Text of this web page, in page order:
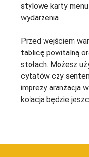
stylowe karty
wydarzenia.
Przed wejściem
tablicę powitalną
stołach. Możesz
cytatów czy
imprezy aranżacja
kolacja będzie